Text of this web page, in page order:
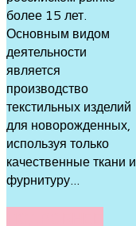
более 15 лет.
Основным видом
деятельности
является
производство
текстильных изделий
для новорожденных,
используя только
качественные ткани и
фурнитуру...